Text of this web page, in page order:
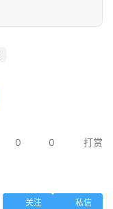
0 0 打赏
关注
私信